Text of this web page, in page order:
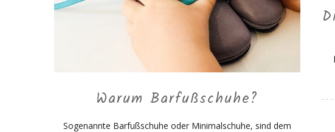
Warum Barfußschuhe?
Sogenannte Barfußschuhe oder Minimalschuhe, sind dem